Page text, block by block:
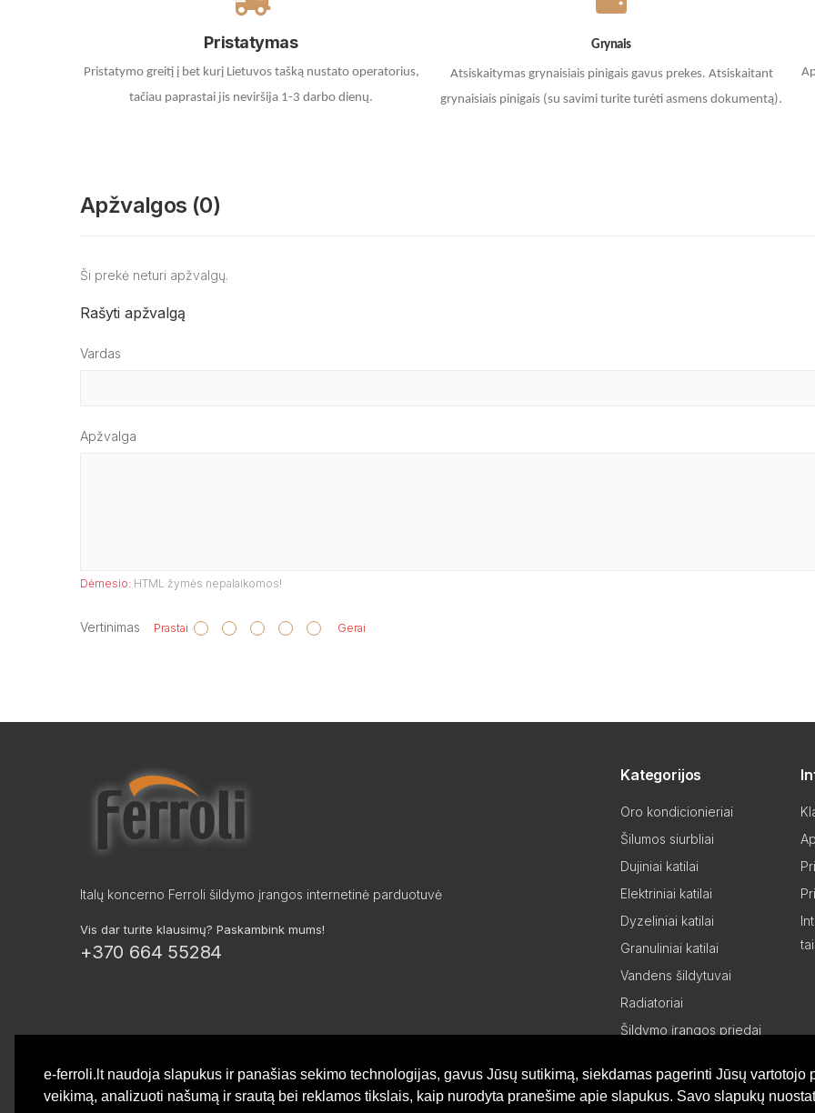
e-ferroli.lt naudoja slapukus ir panašias sekimo technologijas, gavus Jūsų sutikimą, siekdamas pagerinti Jūsų vartotojo
veikimą, analizuoti našumą ir srautą bei reklamos tikslais, kaip nurodyta pranešime apie slapukus. Savo slapukų
Pristatymas
Pristatymo greitį į bet kurį Lietuvos tašką nustato operatorius,
tačiau paprastai jis neviršija 1-3 darbo dienų.
Grynais
Atsiskaitymas grynaisiais pinigais gavus prekes. Atsiskaitant
grynaisiais pinigais (su savimi turite turėti asmens dokumentą).
Apžvalgos (0)
Ši prekė neturi apžvalgų.
Rašyti apžvalgą
Vardas
Apžvalga
Dėmesio: HTML žymės nepalaikomos!
Vertinimas Prastai Gerai
Italų koncerno Ferroli šildymo įrangos internetinė parduotuvė
Vis dar turite klausimų? Paskambink mums!
+370 664 55284
Kategorijos
Oro kondicionieriai
Šilumos siurbliai
Dujiniai katilai
Elektriniai katilai
Dyzeliniai katilai
Granuliniai katilai
Vandens šildytuvai
Radiatoriai
Šildymo įrangos priedai
Partneriams